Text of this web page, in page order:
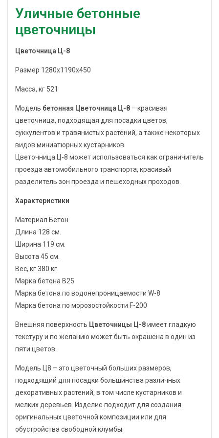
Уличные бетонные
цветочницы
Цветочница Ц-8
Размер 1280x1190x450
Масса, кг 521
Модель бетонная Цветочница Ц-8 – красивая
цветочница, подходящая для посадки цветов,
суккулентов и травянистых растений, а также некоторых
видов миниатюрных кустарников.
Цветочница Ц-8 может использоваться как ограничитель
проезда автомобильного транспорта, красивый
разделитель зон проезда и пешеходных проходов.
Характеристики
Материал Бетон
Длина 128 см.
Ширина 119 см.
Высота 45 см.
Вес, кг 380 кг.
Марка бетона B25
Марка бетона по водонепроницаемости W-8
Марка бетона по морозостойкости F-200
Внешняя поверхность Цветочницы Ц-8имеет гладкую
текстуру и по желанию может быть окрашена в один из
пяти цветов.
Модель Ц8 – это цветочный больших размеров,
подходящий для посадки большинства различных
декоративных растений, в том числе кустарников и
мелких деревьев. Изделие подходит для создания
оригинальных цветочной композиции или для
обустройства свободной клумбы.